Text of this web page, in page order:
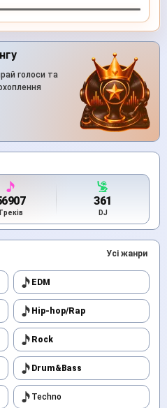
голоси та
361
DJ
Усі жанри
EDM
Hip-hop/Rap
Rock
Drum&Bass
Techno